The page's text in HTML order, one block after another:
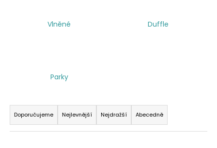
Vlněné Duffle
Parky
Ř
a
z
Doporučujeme Nejlevnější Nejdražší Abecedně
j
t